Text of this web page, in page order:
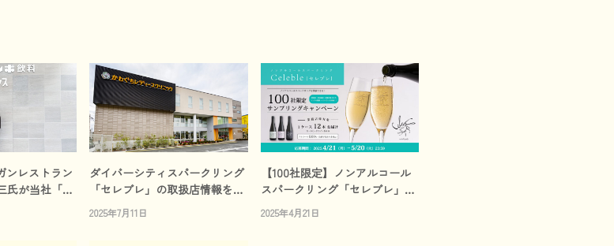
ンレストラン
氏が当社「ト
ダイバーシティスパークリング
「セレブレ」の取扱店情報を更
新しました
2025年7月11日
【100社限定】ノンアルコール
スパークリング「セレブレ」業
務店向けサンプリングキャンペ
ーン開始 ― インバウンド対応
2025年4月21日